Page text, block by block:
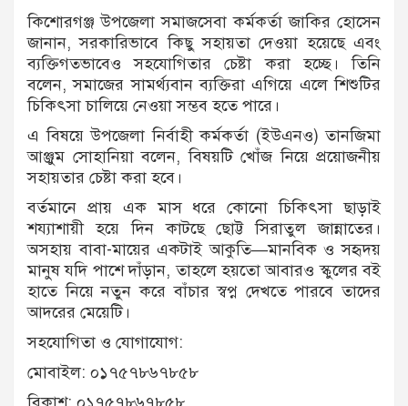
কিশোরগঞ্জ উপজেলা সমাজসেবা কর্মকর্তা জাকির হোসেন
জানান, সরকারিভাবে কিছু সহায়তা দেওয়া হয়েছে এবং
ব্যক্তিগতভাবেও সহযোগিতার চেষ্টা করা হচ্ছে। তিনি
বলেন, সমাজের সামর্থ্যবান ব্যক্তিরা এগিয়ে এলে শিশুটির
চিকিৎসা চালিয়ে নেওয়া সম্ভব হতে পারে।
এ বিষয়ে উপজেলা নির্বাহী কর্মকর্তা (ইউএনও) তানজিমা
আঞ্জুম সোহানিয়া বলেন, বিষয়টি খোঁজ নিয়ে প্রয়োজনীয়
সহায়তার চেষ্টা করা হবে।
বর্তমানে প্রায় এক মাস ধরে কোনো চিকিৎসা ছাড়াই
শয্যাশায়ী হয়ে দিন কাটছে ছোট্ট সিরাতুল জান্নাতের।
অসহায় বাবা-মায়ের একটাই আকুতি—মানবিক ও সহৃদয়
মানুষ যদি পাশে দাঁড়ান, তাহলে হয়তো আবারও স্কুলের বই
হাতে নিয়ে নতুন করে বাঁচার স্বপ্ন দেখতে পারবে তাদের
আদরের মেয়েটি।
সহযোগিতা ও যোগাযোগ:
মোবাইল: ০১৭৫৭৮৬৭৮৫৮